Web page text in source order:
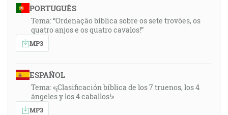
PORTUGUÊS
Tema: “Ordenação bíblica sobre os sete trovões, os
quatro anjos e os quatro cavalos!”
MP3
ESPAÑOL
Tema: «¡Clasificación bíblica de los 7 truenos, los 4
ángeles y los 4 caballos!»
MP3